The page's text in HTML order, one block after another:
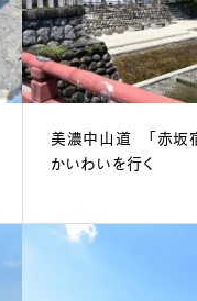
美濃中山道 「赤坂
かいわいを行く